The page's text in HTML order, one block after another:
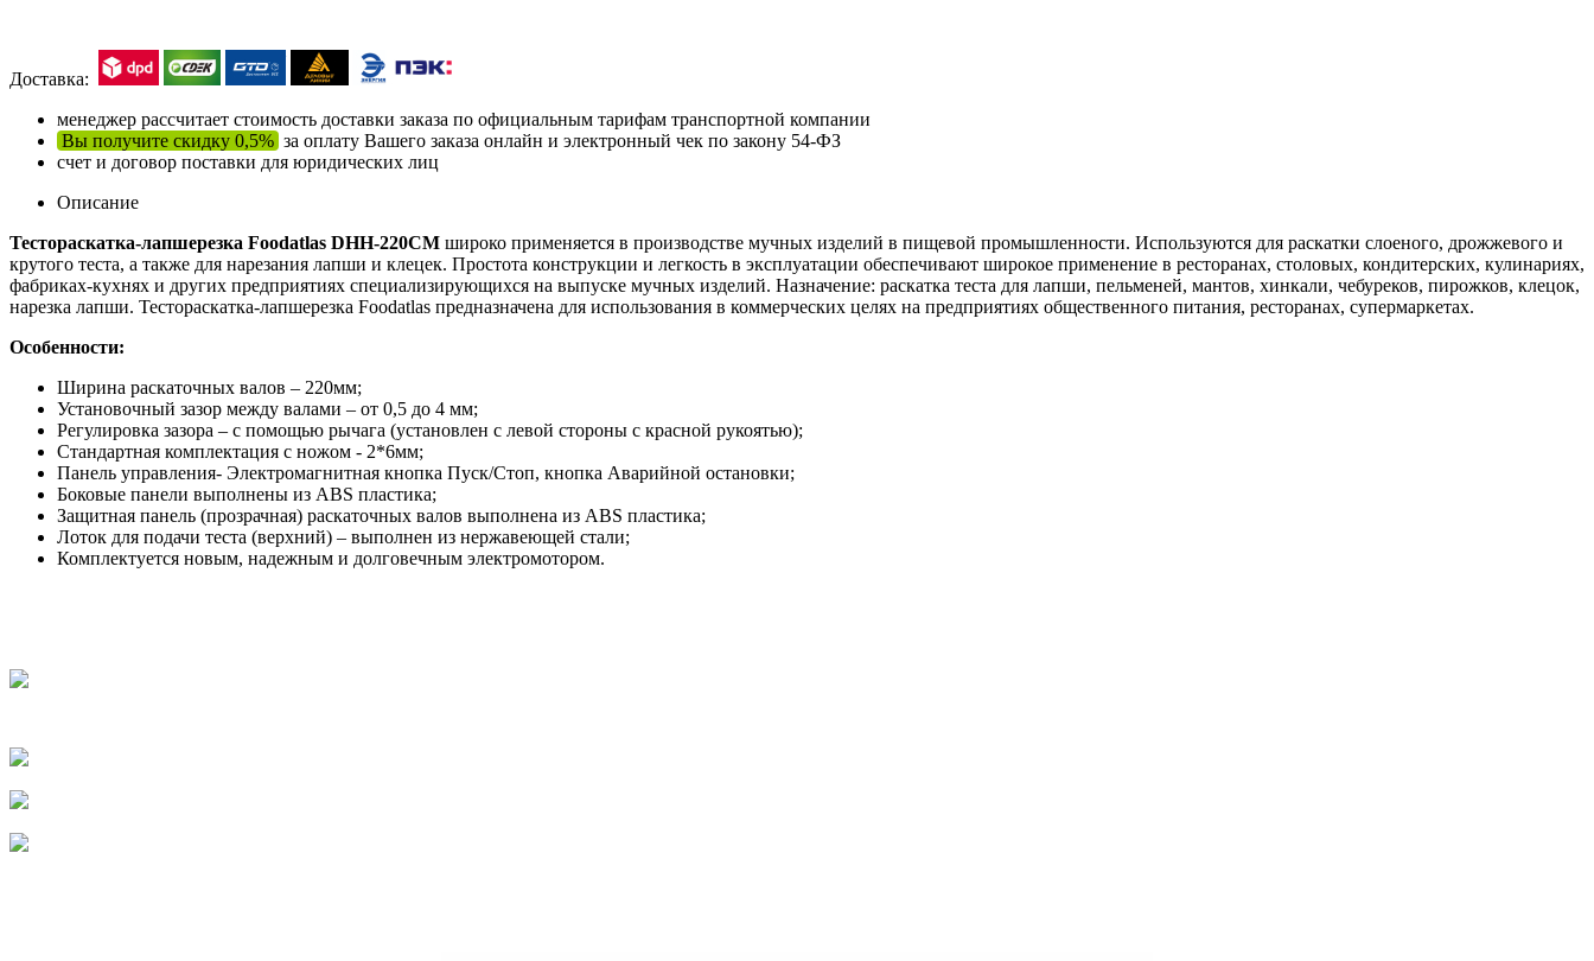
Доставка:
менеджер рассчитает стоимость доставки заказа по официальным тарифам транспортной компании
Вы получите скидку 0,5% за оплату Вашего заказа онлайн и электронный чек по закону 54-ФЗ
счет и договор поставки для юридических лиц
Описание
Тестораскатка-лапшерезка Foodatlas DHH-220CM широко применяется в производстве мучных изделий в пищевой промышленности. Используются для раскатки слоеного, дрожжевого и
крутого теста, а также для нарезания лапши и клецек. Простота конструкции и легкость в эксплуатации обеспечивают широкое применение в ресторанах, столовых, кондитерских, кулинариях,
фабриках-кухнях и других предприятиях специализирующихся на выпуске мучных изделий. Назначение: раскатка теста для лапши, пельменей, мантов, хинкали, чебуреков, пирожков, клецок,
нарезка лапши. Тестораскатка-лапшерезка Foodatlas предназначена для использования в коммерческих целях на предприятиях общественного питания, ресторанах, супермаркетах.
Особенности:
Ширина раскаточных валов – 220мм;
Установочный зазор между валами – от 0,5 до 4 мм;
Регулировка зазора – с помощью рычага (установлен с левой стороны с красной рукоятью);
Стандартная комплектация с ножом - 2*6мм;
Панель управления- Электромагнитная кнопка Пуск/Стоп, кнопка Аварийной остановки;
Боковые панели выполнены из ABS пластика;
Защитная панель (прозрачная) раскаточных валов выполнена из ABS пластика;
Лоток для подачи теста (верхний) – выполнен из нержавеющей стали;
Комплектуется новым, надежным и долговечным электромотором.